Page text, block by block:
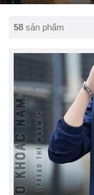
58 sản phẩm